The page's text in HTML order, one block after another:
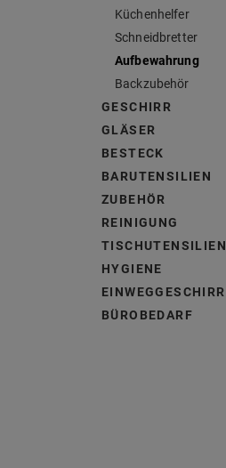
Küchenhelfer
Schneidbretter
Aufbewahrung
Backzubehör
GESCHIRR
GLÄSER
BESTECK
BARUTENSILIEN
ZUBEHÖR
REINIGUNG
TISCHUTENSILIEN
HYGIENE
EINWEGGESCHIRR
BÜROBEDARF